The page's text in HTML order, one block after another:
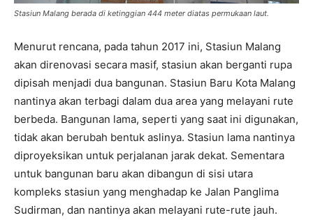
Stasiun Malang berada di ketinggian 444 meter diatas permukaan laut.
Menurut rencana, pada tahun 2017 ini, Stasiun Malang
akan direnovasi secara masif, stasiun akan berganti rupa
dipisah menjadi dua bangunan. Stasiun Baru Kota Malang
nantinya akan terbagi dalam dua area yang melayani rute
berbeda. Bangunan lama, seperti yang saat ini digunakan,
tidak akan berubah bentuk aslinya. Stasiun lama nantinya
diproyeksikan untuk perjalanan jarak dekat. Sementara
untuk bangunan baru akan dibangun di sisi utara
kompleks stasiun yang menghadap ke Jalan Panglima
Sudirman, dan nantinya akan melayani rute-rute jauh.